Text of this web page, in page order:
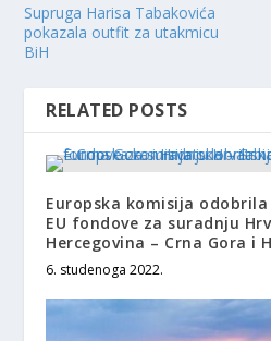
Supruga Harisa Tabakovića
pokazala outfit za utakmicu
BiH
RELATED POSTS
Europska komisija
EU fondove za suradnju
Hercegovina – Crna Gora i
6. studenoga 2022.